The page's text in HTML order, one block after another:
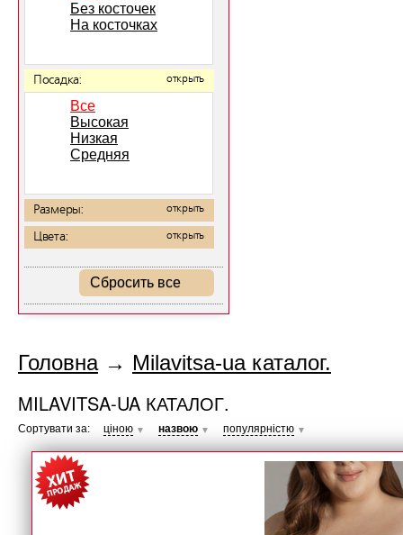
Без косточек
На косточках
Посадка: открыть
Все
Высокая
Низкая
Средняя
Размеры: открыть
Цвета: открыть
Сбросить все
Головна→ Milavitsa-ua каталог.
MILAVITSA-UA КАТАЛОГ.
Сортувати за: ціною ▼ назвою ▼ популярністю ▼